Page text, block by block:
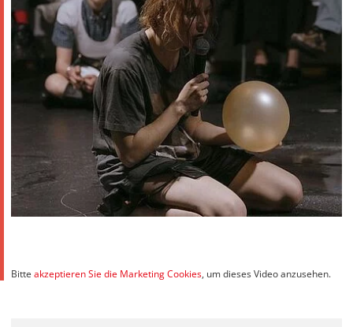
Bitte akzeptieren Sie die Marketing Cookies, um dieses Video anzusehen.